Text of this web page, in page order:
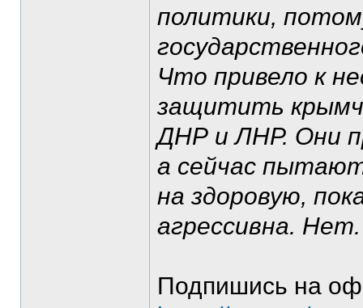
политики,
Что привело к
защитить
ДНР и ЛНР. Они
а сейчас
на здоровую,
агрессивна.
Подпишись на